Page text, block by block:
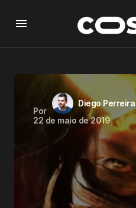
Por
Diego Perreira
22 de maio de 2019